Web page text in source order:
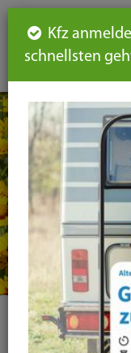
Kategorie
Seiteninhalt
leichte
Sprache
Kfz
schnellsten